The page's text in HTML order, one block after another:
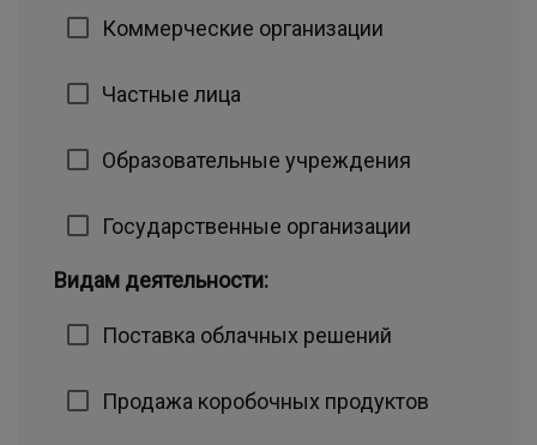
Коммерческие организации
Частные лица
Образовательные учреждения
Государственные организации
Видам деятельности:
Поставка облачных решений
Продажа коробочных продуктов